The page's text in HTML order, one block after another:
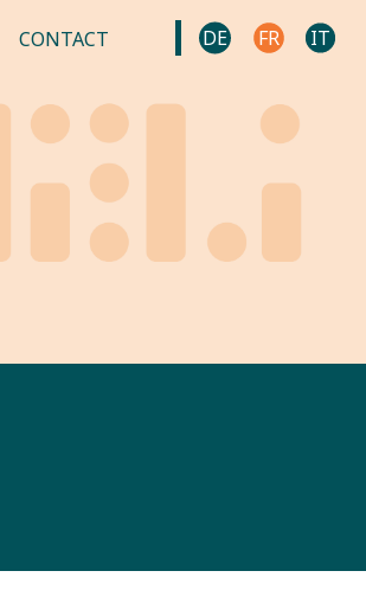
CONTACT DE FR IT